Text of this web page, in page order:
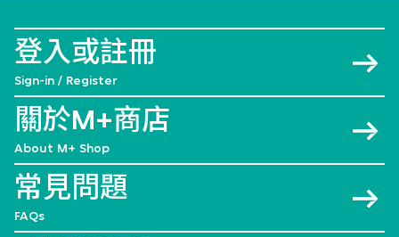
登入或註冊
Sign-in / Register
關於M+商店
About M+ Shop
常見問題
FAQs